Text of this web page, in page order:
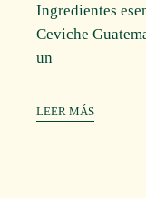
Ingredientes
Ceviche
un
LEER MÁS